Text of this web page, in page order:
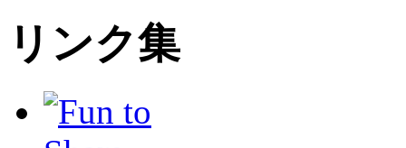
リンク集